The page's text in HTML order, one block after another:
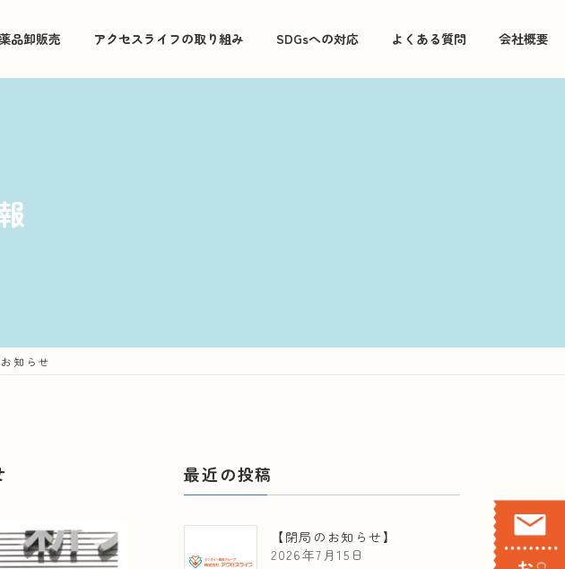
品卸販売 アクセスライフの取り組み SDGsへの対応 よくある質問 会社概要
知らせ
最近の投稿
【閉局のお知らせ】
2026年7月15日